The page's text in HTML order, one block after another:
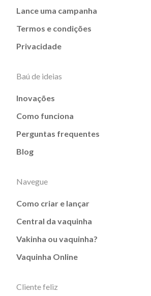
Lance uma campanha
Termos e condições
Privacidade
Baú de ideias
Inovações
Como funciona
Perguntas frequentes
Blog
Navegue
Como criar e lançar
Central da vaquinha
Vakinha ou vaquinha?
Vaquinha Online
Cliente feliz